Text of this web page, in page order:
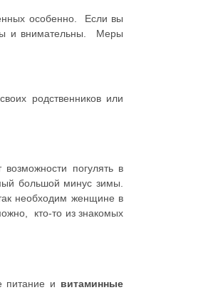
особенно. Если вы
и внимательны. Меры
родственников или
погулять в
большой минус зимы.
необходим женщине в
кто-то из знакомых
питание и витаминные